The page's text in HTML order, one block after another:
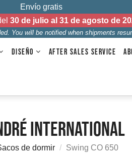
Envío gratis
30 de julio al 31 de agosto de
You will be notified when shipments
DISEÑO AFTER SALES SERVICE
International
de dormir Swing CO 650